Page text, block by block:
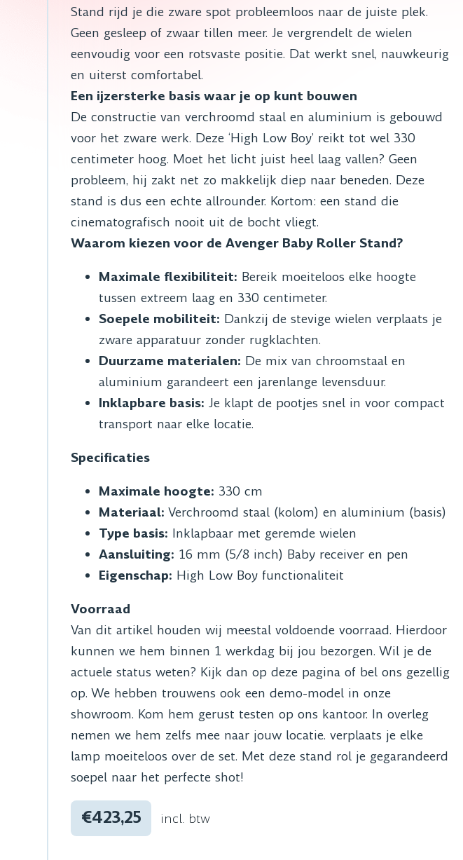
Stand rijd je die zware spot probleemloos naar de juiste plek.
Geen gesleep of zwaar tillen meer. Je vergrendelt de wielen
eenvoudig voor een rotsvaste positie. Dat werkt snel, nauwkeurig
en uiterst comfortabel.
Een ijzersterke basis waar je op kunt bouwen
De constructie van verchroomd staal en aluminium is gebouwd
voor het zware werk. Deze ‘High Low Boy’ reikt tot wel 330
centimeter hoog. Moet het licht juist heel laag vallen? Geen
probleem, hij zakt net zo makkelijk diep naar beneden. Deze
stand is dus een echte allrounder. Kortom: een stand die
cinematografisch nooit uit de bocht vliegt.
Waarom kiezen voor de Avenger Baby Roller Stand?
Maximale flexibiliteit: Bereik moeiteloos elke hoogte
tussen extreem laag en 330 centimeter.
Soepele mobiliteit: Dankzij de stevige wielen verplaats je
zware apparatuur zonder rugklachten.
Duurzame materialen: De mix van chroomstaal en
aluminium garandeert een jarenlange levensduur.
Inklapbare basis: Je klapt de pootjes snel in voor compact
transport naar elke locatie.
Specificaties
Maximale hoogte: 330 cm
Materiaal: Verchroomd staal (kolom) en aluminium (basis)
Type basis: Inklapbaar met geremde wielen
Aansluiting: 16 mm (5/8 inch) Baby receiver en pen
Eigenschap: High Low Boy functionaliteit
Voorraad
Van dit artikel houden wij meestal voldoende voorraad. Hierdoor
kunnen we hem binnen 1 werkdag bij jou bezorgen. Wil je de
actuele status weten? Kijk dan op deze pagina of bel ons gezellig
op. We hebben trouwens ook een demo-model in onze
showroom. Kom hem gerust testen op ons kantoor. In overleg
nemen we hem zelfs mee naar jouw locatie. verplaats je elke
lamp moeiteloos over de set. Met deze stand rol je gegarandeerd
soepel naar het perfecte shot!
€423,25 incl. btw